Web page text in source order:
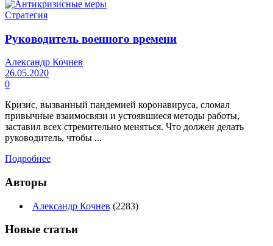
Стратегия
Руководитель военного времени
Александр Кочнев
26.05.2020
0
Кризис, вызванный пандемией коронавируса, сломал
привычные взаимосвязи и устоявшиеся методы работы,
заставил всех стремительно меняться. Что должен делать
руководитель, чтобы ...
Подробнее
Авторы
Александр Кочнев (2283)
Новые статьи